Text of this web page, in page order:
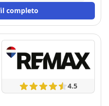
completo
4.5